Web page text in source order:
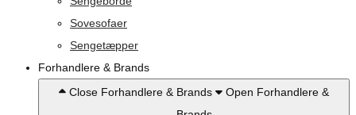
Sovesofaer
Sengetæpper
Forhandlere & Brands
Close Forhandlere & Brands
Open Forhandlere &